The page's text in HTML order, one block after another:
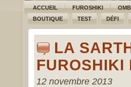
ACCUEIL FUROSHIKI
BOUTIQUE
TEST DÉFI
LA
FUROSHIKI
12 novembre 2013